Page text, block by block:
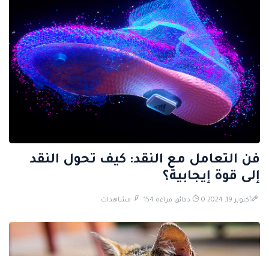
فن التعامل مع النقد: كيف تحول النقد
إلى قوة إيجابية؟
أكتوبر 19, 2024 0 دقائق قراءة 154 مشاهدات